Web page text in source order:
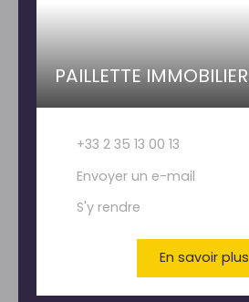
+33 2 35 13 00 13
Envoyer un e-mail
S'y rendre
En savoir plus